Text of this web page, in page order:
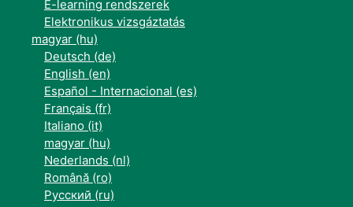
E-learning rendszerek
Elektronikus vizsgáztatás
magyar ‎(hu)‎
Deutsch ‎(de)‎
English ‎(en)‎
Español - Internacional ‎(es)‎
Français ‎(fr)‎
Italiano ‎(it)‎
magyar ‎(hu)‎
Nederlands ‎(nl)‎
Română ‎(ro)‎
Русский ‎(ru)‎